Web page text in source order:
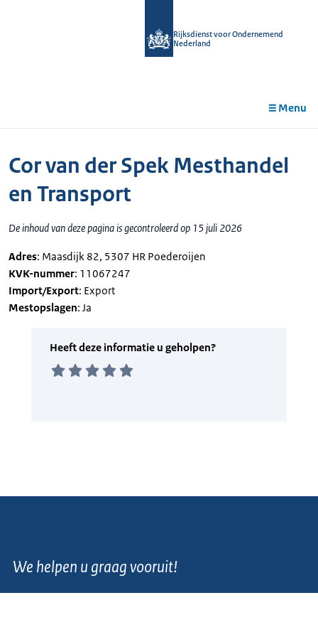
Rijksdienst voor Ondernemend
Nederland
Menu
Cor van der Spek Mesthandel
en Transport
De inhoud van deze pagina is gecontroleerd op 15 juli 2026
Adres: Maasdijk 82, 5307 HR Poederoijen
KVK-nummer: 11067247
Import/Export: Export
Mestopslagen: Ja
We helpen u graag vooruit!